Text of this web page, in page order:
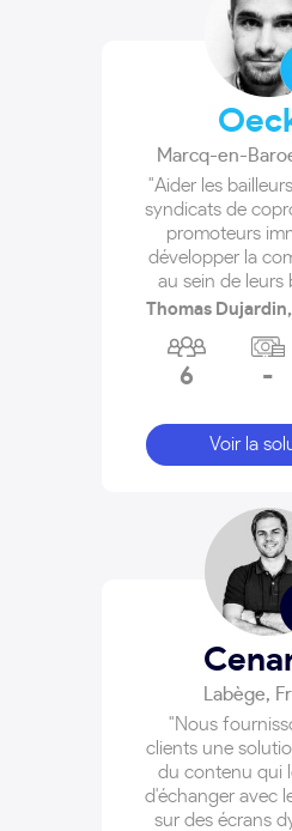
Marcq-en-
"Aider les
syndicats de
promoteurs
développer la
au sein de leurs
Thomas
6 -
Voir la
Labège,
"Nous
clients une
du contenu qui
d'échanger avec
sur des écrans